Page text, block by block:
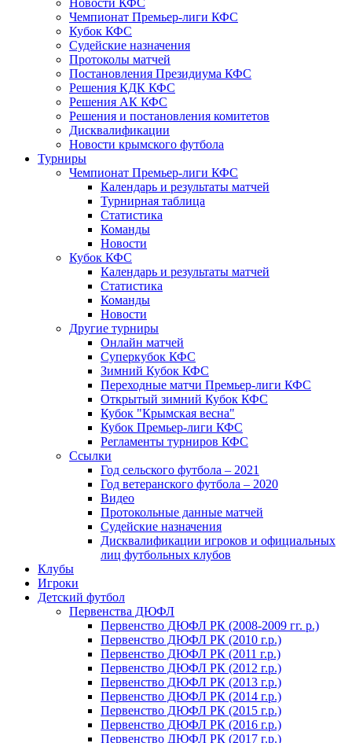
Новости КФС
Чемпионат Премьер-лиги КФС
Кубок КФС
Судейские назначения
Протоколы матчей
Постановления Президиума КФС
Решения КДК КФС
Решения АК КФС
Решения и постановления комитетов
Дисквалификации
Новости крымского футбола
Турниры
Чемпионат Премьер-лиги КФС
Календарь и результаты матчей
Турнирная таблица
Статистика
Команды
Новости
Кубок КФС
Календарь и результаты матчей
Статистика
Команды
Новости
Другие турниры
Онлайн матчей
Суперкубок КФС
Зимний Кубок КФС
Переходные матчи Премьер-лиги КФС
Открытый зимний Кубок КФС
Кубок "Крымская весна"
Кубок Премьер-лиги КФС
Регламенты турниров КФС
Ссылки
Год сельского футбола – 2021
Год ветеранского футбола – 2020
Видео
Протокольные данные матчей
Судейские назначения
Дисквалификации игроков и официальных
лиц футбольных клубов
Клубы
Игроки
Детский футбол
Первенства ДЮФЛ
Первенство ДЮФЛ РК (2008-2009 гг. р.)
Первенство ДЮФЛ РК (2010 г.р.)
Первенство ДЮФЛ РК (2011 г.р.)
Первенство ДЮФЛ РК (2012 г.р.)
Первенство ДЮФЛ РК (2013 г.р.)
Первенство ДЮФЛ РК (2014 г.р.)
Первенство ДЮФЛ РК (2015 г.р.)
Первенство ДЮФЛ РК (2016 г.р.)
Первенство ДЮФЛ РК (2017 г.р.)